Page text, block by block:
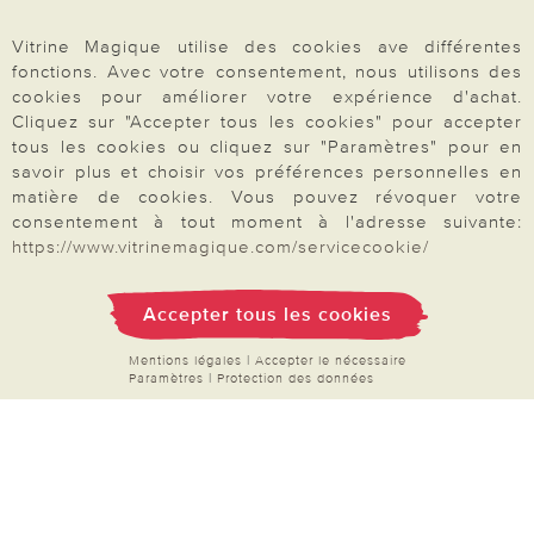
Inscription Newsletter
Demande de catalogue
Données personnelles
Droit de rétractation
Rétractation
Paiement & Livraison
Vitrine Magique utilise des cookies ave différentes
fonctions. Avec votre consentement, nous utilisons des
cookies pour améliorer votre expérience d'achat.
Cliquez sur "Accepter tous les cookies" pour accepter
tous les cookies ou cliquez sur "Paramètres" pour en
savoir plus et choisir vos préférences personnelles en
matière de cookies. Vous pouvez révoquer votre
consentement à tout moment à l'adresse suivante:
https://www.vitrinemagique.com/servicecookie/
Accepter tous les cookies
Mentions légales | Accepter le nécessaire
Paramètres | Protection des données